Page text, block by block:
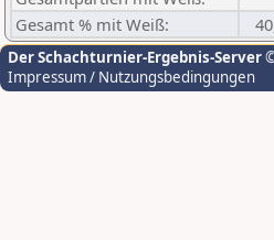
Gesamt % mit Weiß:
Der Schachturnier-Ergebnis-Server
Impressum / Nutzungsbedingungen